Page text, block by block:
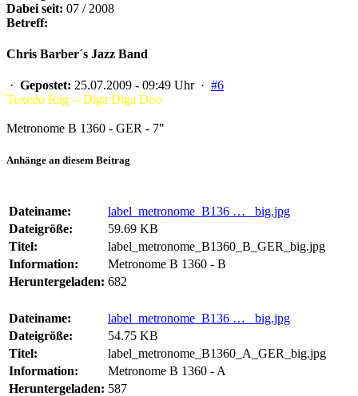
Dabei seit: 07 / 2008
Betreff:
Chris Barber´s Jazz Band
· Gepostet: 25.07.2009 - 09:49 Uhr · #6
Tuxedo Rag -- Diga Diga Doo
Metronome B 1360 - GER - 7"
Anhänge an diesem Beitrag
Dateiname:
label_metronome_B136 … _big.jpg
Dateigröße:
59.69 KB
Titel:
label_metronome_B1360_B_GER_big.jpg
Information:
Metronome B 1360 - B
Heruntergeladen: 682
Dateiname:
label_metronome_B136 … _big.jpg
Dateigröße:
54.75 KB
Titel:
label_metronome_B1360_A_GER_big.jpg
Information:
Metronome B 1360 - A
Heruntergeladen: 587